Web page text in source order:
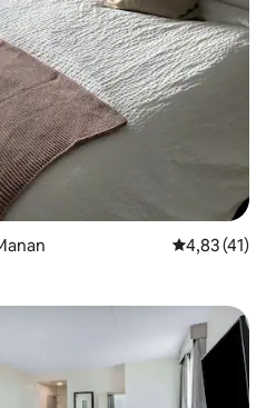
Średnia
4,83 (41)